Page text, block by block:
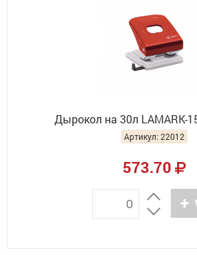
Дырокол на 30л LAMARK-
Артикул: 22012
573.70